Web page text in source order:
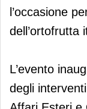
l’occasione
dell’ortofrutta
L’evento
degli